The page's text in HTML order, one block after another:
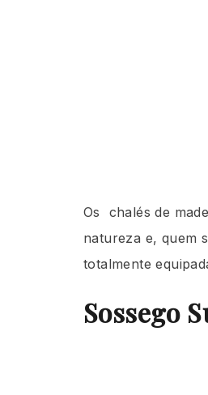
Os chalés de
natureza e, quem
totalmente
Sossego